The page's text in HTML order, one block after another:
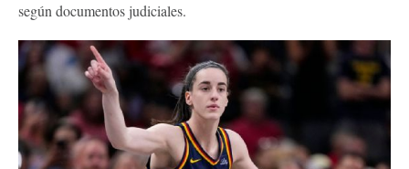
según documentos judiciales.